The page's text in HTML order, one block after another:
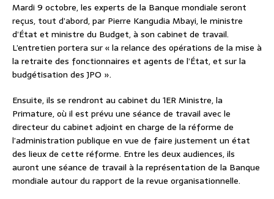
Mardi 9 octobre, les experts de la Banque mondiale seront
reçus, tout d’abord, par Pierre Kangudia Mbayi, le ministre
d’État et ministre du Budget, à son cabinet de travail.
L’entretien portera sur « la relance des opérations de la mise à
la retraite des fonctionnaires et agents de l’État, et sur la
budgétisation des JPO ».
Ensuite, ils se rendront au cabinet du 1ER Ministre, la
Primature, où il est prévu une séance de travail avec le
directeur du cabinet adjoint en charge de la réforme de
l’administration publique en vue de faire justement un état
des lieux de cette réforme. Entre les deux audiences, ils
auront une séance de travail à la représentation de la Banque
mondiale autour du rapport de la revue organisationnelle.